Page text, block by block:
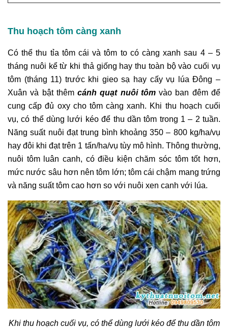
Thu hoạch tôm càng xanh
Có thể thu tỉa tôm cái và tôm to có càng xanh sau 4 – 5
tháng nuôi kể từ khi thả giống hay thu toàn bộ vào cuối vụ
tôm (tháng 11) trước khi gieo sạ hay cấy vụ lúa Đông –
Xuân và bật thêmcánh quạt nuôi tômvào ban đêm để
cung cấp đủ oxy cho tôm càng xanh. Khi thu hoạch cuối
vụ, có thể dùng lưới kéo để thu dần tôm trong 1 – 2 tuần.
Năng suất nuôi đạt trung bình khoảng 350 – 800 kg/ha/vụ
hay đôi khi đạt trên 1 tấn/ha/vụ tùy mô hình. Thông thường,
nuôi tôm luân canh, có điều kiện chăm sóc tôm tốt hơn,
mức nước sâu hơn nên tôm lớn; tôm cái chậm mang trứng
và năng suất tôm cao hơn so với nuôi xen canh với lúa.
Khi thu hoạch cuối vụ, có thể dùng lưới kéo để thu dần tôm